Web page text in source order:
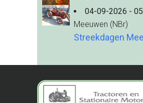
04-09-2026 -
Meeuwen (NBr)
Streekdagen